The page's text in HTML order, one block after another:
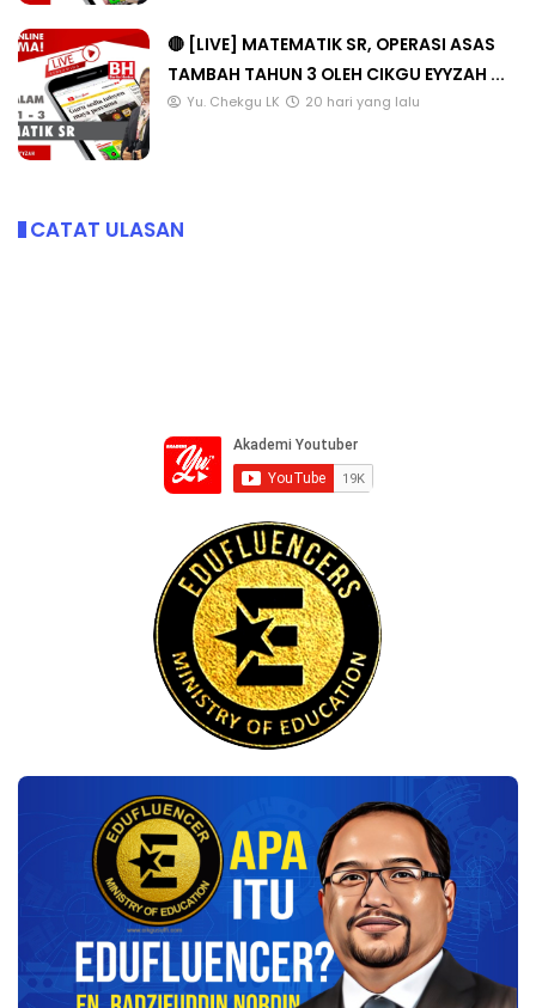
🔴 [LIVE] MATEMATIK SR, OPERASI ASAS
TAMBAH TAHUN 3 OLEH CIKGU EYYZAH ...
Yu. Chekgu LK 20 hari yang lalu
CATAT ULASAN